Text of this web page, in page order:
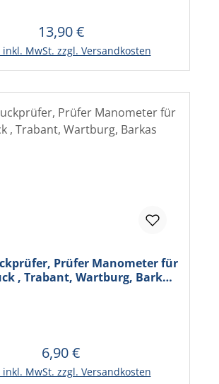
Regulärer Preis:
13,90 €
inkl. MwSt. zzgl. Versandkosten
In den Warenkorb
Prüfer Manometer für
, Trabant, Wartburg, Barkas
Regulärer Preis:
6,90 €
inkl. MwSt. zzgl. Versandkosten
In den Warenkorb